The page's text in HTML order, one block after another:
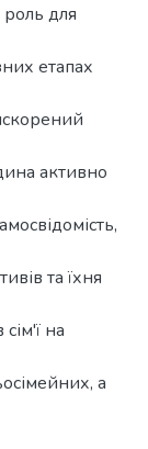
роль для
етапах
активно
та їхня
на
а